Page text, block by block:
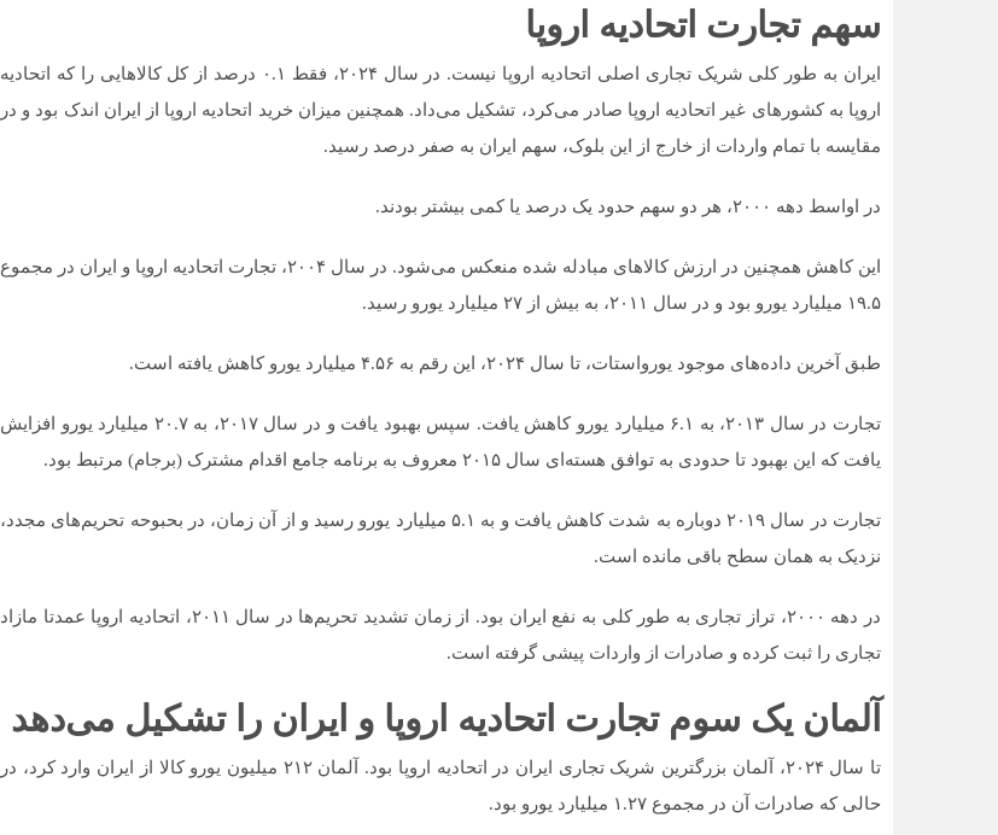
سهم تجارت اتحادیه اروپا
ایران به طور کلی شریک تجاری اصلی اتحادیه اروپا نیست. در سال ۲۰۲۴، فقط ۰.۱ درصد از کل کالا‌هایی را که اتحادیه
اروپا به کشور‌های غیر اتحادیه اروپا صادر می‌کرد، تشکیل می‌داد. همچنین میزان خرید اتحادیه اروپا از ایران اندک بود و در
مقایسه با تمام واردات از خارج از این بلوک، سهم ایران به صفر درصد رسید.
در اواسط دهه ۲۰۰۰، هر دو سهم حدود یک درصد یا کمی بیشتر بودند.
این کاهش همچنین در ارزش کالا‌های مبادله شده منعکس می‌شود. در سال ۲۰۰۴، تجارت اتحادیه اروپا و ایران در مجموع
۱۹.۵ میلیارد یورو بود و در سال ۲۰۱۱، به بیش از ۲۷ میلیارد یورو رسید.
طبق آخرین داده‌های موجود یورواستات، تا سال ۲۰۲۴، این رقم به ۴.۵۶ میلیارد یورو کاهش یافته است.
تجارت در سال ۲۰۱۳، به ۶.۱ میلیارد یورو کاهش یافت. سپس بهبود یافت و در سال ۲۰۱۷، به ۲۰.۷ میلیارد یورو افزایش
یافت که این بهبود تا حدودی به توافق هسته‌ای سال ۲۰۱۵ معروف به برنامه جامع اقدام مشترک (برجام) مرتبط بود.
تجارت در سال ۲۰۱۹ دوباره به شدت کاهش یافت و به ۵.۱ میلیارد یورو رسید و از آن زمان، در بحبوحه تحریم‌های مجدد،
نزدیک به همان سطح باقی مانده است.
در دهه ۲۰۰۰، تراز تجاری به طور کلی به نفع ایران بود. از زمان تشدید تحریم‌ها در سال ۲۰۱۱، اتحادیه اروپا عمدتا مازاد
تجاری را ثبت کرده و صادرات از واردات پیشی گرفته است.
آلمان یک سوم تجارت اتحادیه اروپا و ایران را تشکیل می‌دهد
تا سال ۲۰۲۴، آلمان بزرگترین شریک تجاری ایران در اتحادیه اروپا بود. آلمان ۲۱۲ میلیون یورو کالا از ایران وارد کرد، در
حالی که صادرات آن در مجموع ۱.۲۷ میلیارد یورو بود.